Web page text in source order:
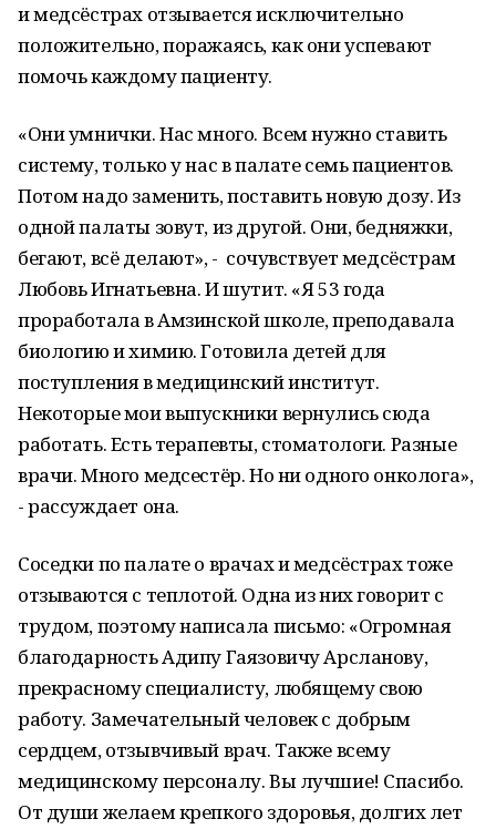
и медсёстрах отзывается исключительно
положительно, поражаясь, как они успевают
помочь каждому пациенту.
«Они умнички. Нас много. Всем нужно ставить
систему, только у нас в палате семь пациентов.
Потом надо заменить, поставить новую дозу. Из
одной палаты зовут, из другой. Они, бедняжки,
бегают, всё делают», - сочувствует медсёстрам
Любовь Игнатьевна. И шутит. «Я 53 года
проработала в Амзинской школе, преподавала
биологию и химию. Готовила детей для
поступления в медицинский институт.
Некоторые мои выпускники вернулись сюда
работать. Есть терапевты, стоматологи. Разные
врачи. Много медсестёр. Но ни одного онколога»,
- рассуждает она.
Соседки по палате о врачах и медсёстрах тоже
отзываются с теплотой. Одна из них говорит с
трудом, поэтому написала письмо: «Огромная
благодарность Адипу Гаязовичу Арсланову,
прекрасному специалисту, любящему свою
работу. Замечательный человек с добрым
сердцем, отзывчивый врач. Также всему
медицинскому персоналу. Вы лучшие! Спасибо.
От души желаем крепкого здоровья, долгих лет